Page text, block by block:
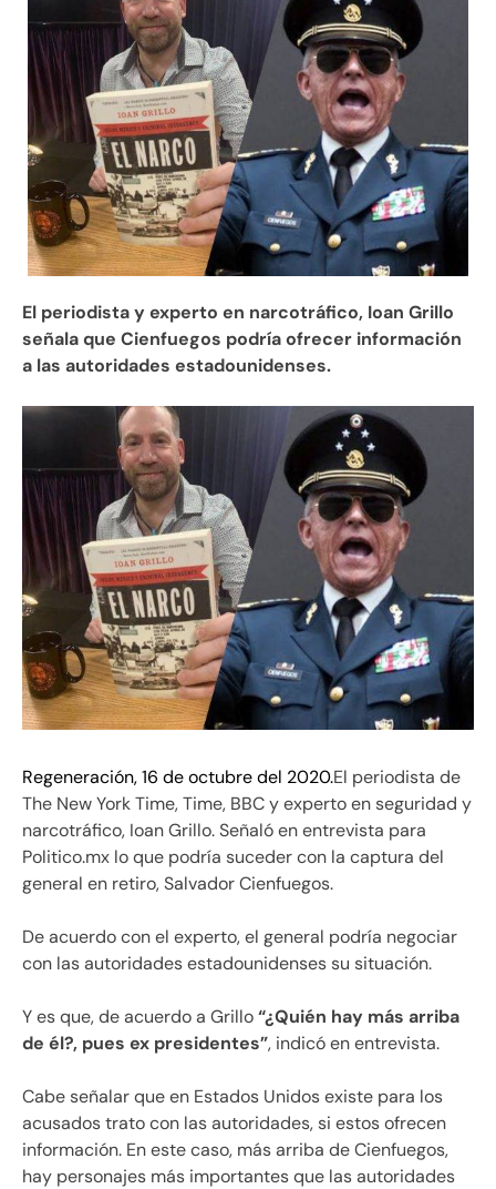
El periodista y experto en narcotráfico, Ioan Grillo
señala que Cienfuegos podría ofrecer información
a las autoridades estadounidenses.
Regeneración, 16 de octubre del 2020.El periodista de
The New York Time, Time, BBC y experto en seguridad y
narcotráfico, Ioan Grillo. Señaló en entrevista para
Politico.mx lo que podría suceder con la captura del
general en retiro, Salvador Cienfuegos.
De acuerdo con el experto, el general podría negociar
con las autoridades estadounidenses su situación.
Y es que, de acuerdo a Grillo“¿Quién hay más arriba
de él?, pues ex presidentes”, indicó en entrevista.
Cabe señalar que en Estados Unidos existe para los
acusados trato con las autoridades, si estos ofrecen
información. En este caso, más arriba de Cienfuegos,
hay personajes más importantes que las autoridades